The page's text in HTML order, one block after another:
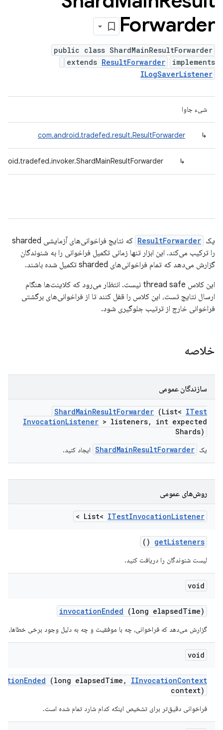
Forwarder
public class ShardMainResultForwarder
extends ResultForwarder
implements
ILogSaverListener
شیء جاوا
↳
com.android.tradefed.result.ResultForwarder
↳
یک ResultForwarder
که نتایج فراخوانی‌های آزمایشی sharded
را ترکیب می‌کند. این ابزار تنها زمانی تکمیل فراخوانی را به شنوندگان
گزارش می‌دهد که تمام فراخوانی‌های sharded تکمیل شده باشند.
این کلاس thread safe نیست. انتظار می‌رود که کلاینت‌ها هنگام
ارسال نتایج تست، این کلاس را قفل کنند تا از فراخوانی‌های برگشتی
فراخوانی خارج از ترتیب جلوگیری شود.
خلاصه
سازندگان عمومی
ShardMainResultForwarder (List< ITest
InvocationListener > listeners,
int expected
Shards)
یک ShardMainResultForwarder ایجاد کنید.
روش‌های عمومی
List< ITestInvocationListener
>
getListeners
()
لیست شنوندگان را دریافت کنید.
void
invocationEnded (long elapsedTime)
گزارش می‌دهد که فراخوانی، چه با موفقیت و چه به دلیل وجود برخی خطاها،
void
Ended (long elapsedTime , IInvocationContext
context)
فراخوانی دقیق‌تر برای تشخیص اینکه کدام شارد تمام شده است.